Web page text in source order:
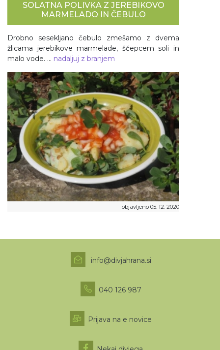
SOLATNA POLIVKA Z JEREBIKOVO
MARMELADO IN ČEBULO
Drobno sesekljano čebulo zmešamo z dvema
žlicama jerebikove marmelade, ščepcem soli in
malo vode. ... nadaljuj z branjem
objavljeno 05. 12. 2020
info@divjahrana.si
040 126 987
Prijava na e novice